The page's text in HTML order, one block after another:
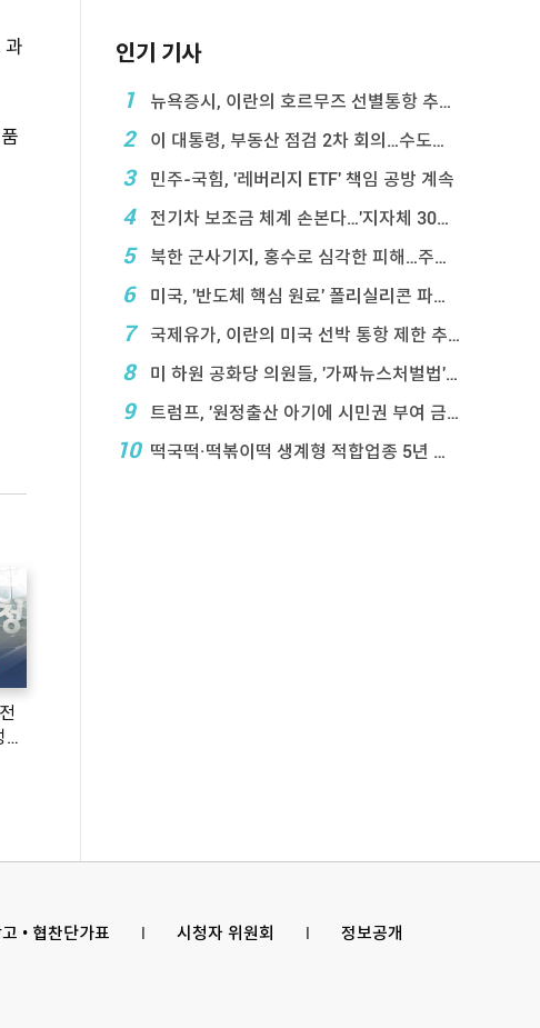
과
인기 기사
1
뉴욕증시, 이란의 호르무즈 선별통항 추진에 하락
2 이 대통령, 부동산 점검 2차 회의…수도권 공급대책 ...
3 민주-국힘, '레버리지 ETF' 책임 공방 계속
4 전기차 보조금 체계 손본다…'지자체 30％ 매칭' ...
5 북한 군사기지, 홍수로 심각한 피해…주택 수백채 파괴
6 미국, '반도체 핵심 원료' 폴리실리콘 파생상품에 ...
7 국제유가, 이란의 미국 선박 통항 제한 추진에 상승
8 미 하원 공화당 의원들, '가짜뉴스처벌법' 항의 서한
9 트럼프, '원정출산 아기에 시민권 부여 금지' 행정 ...
10 떡국떡·떡볶이떡 생계형 적합업종 5년 연장…대기업 ...
• 협찬단가표 l 시청자 위원회 l 정보공개